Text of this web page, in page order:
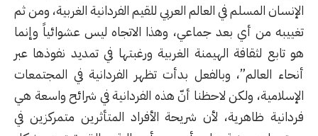
الإنسان المسلم في العالم العربي للقيم الفردانية الغربية، ومن ثم
تغييبه من أي بعد جماعي، وهذا الاتجاه ليس عشوائياً وإنما
هو تابع لثقافة الهيمنة الغربية ورغبتها في تمديد نفوذها عبر
أنحاء العالم”، وبالفعل بدأت تظهر الفردانية في المجتمعات
الإسلامية، ولكن لاحظنا أنّ هذه الفردانية في شرائح واسعة هي
فردانية ظاهرية، لأن شريحة الأفراد المتأثرين متمركزين في